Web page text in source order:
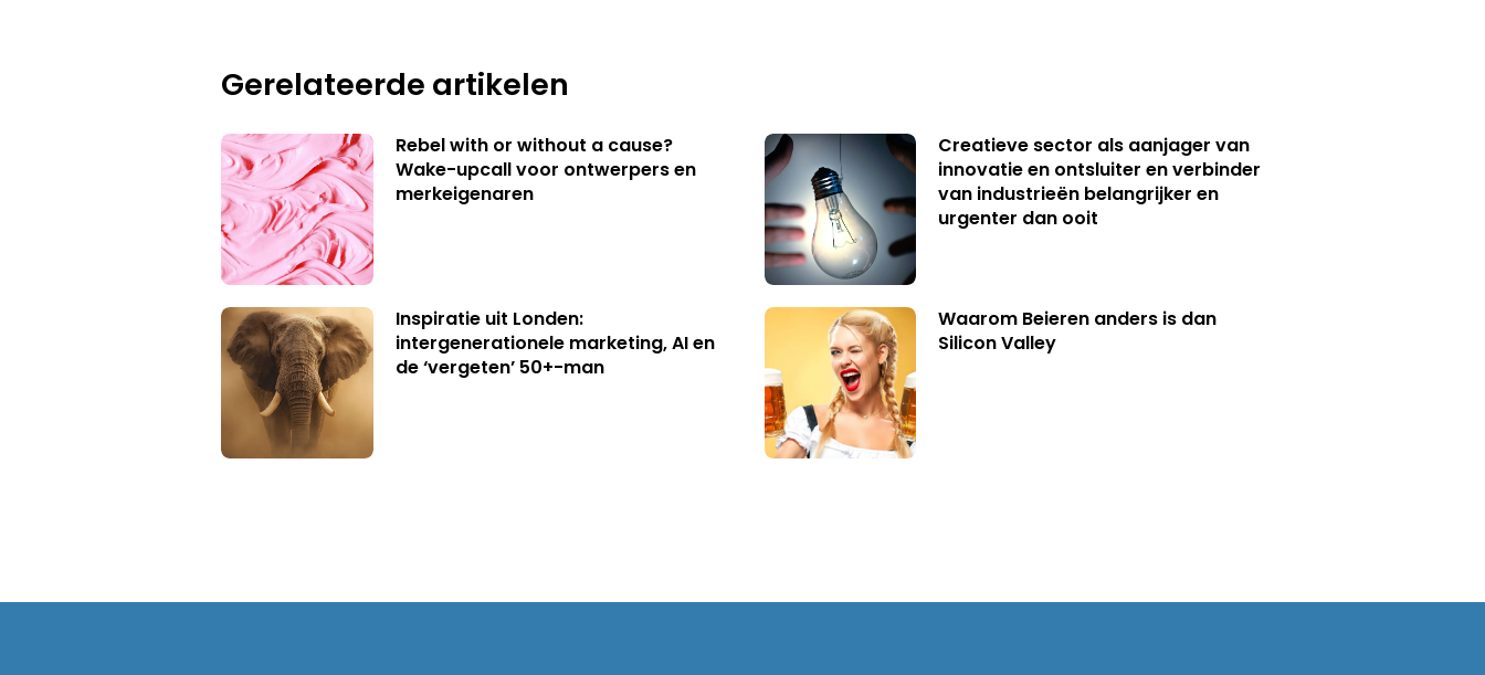
Gerelateerde artikelen
Rebel with or without a cause?
Wake-upcall voor ontwerpers en
merkeigenaren
Creatieve sector als aanjager van
innovatie en ontsluiter en verbinder
van industrieën belangrijker en
urgenter dan ooit
Inspiratie uit Londen:
intergenerationele marketing, AI en
de ‘vergeten’ 50+-man
Waarom Beieren anders is dan
Silicon Valley